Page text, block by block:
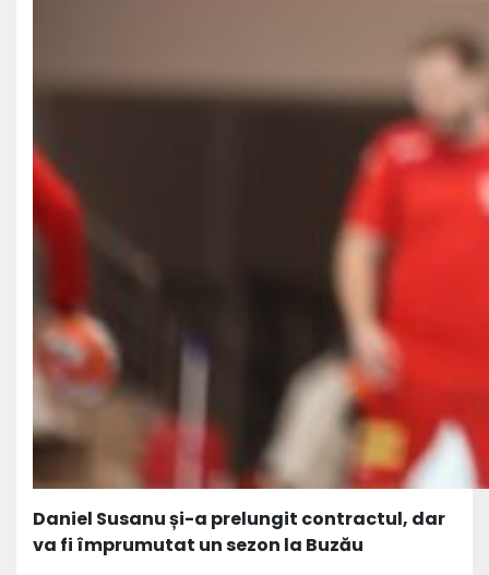
Daniel Susanu și-a prelungit contractul, dar
va fi împrumutat un sezon la Buzău